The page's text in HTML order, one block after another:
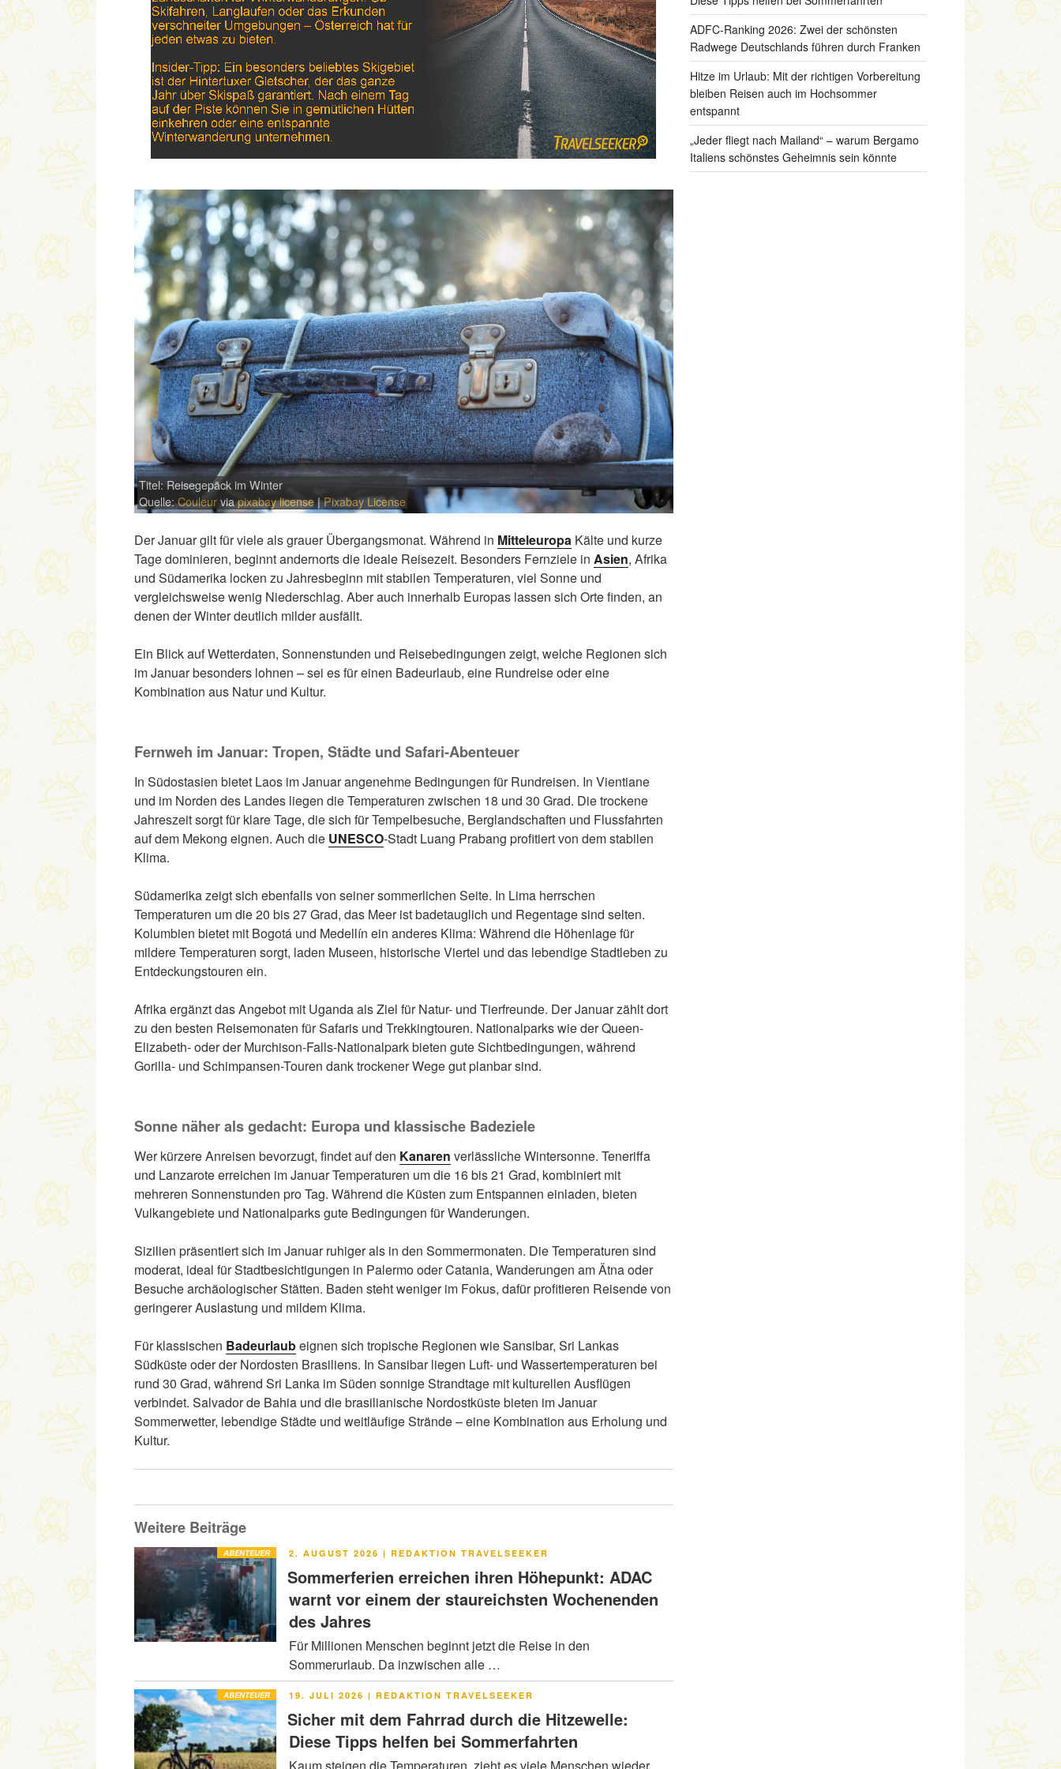
Titel: Reisegepäck im Winter
Quelle:Couleurviapixabay license|Pixabay License
Der Januar gilt für viele als grauer Übergangsmonat. Während in Mitteleuropa Kälte und kurze
Tage dominieren, beginnt andernorts die ideale Reisezeit. Besonders Fernziele in Asien, Afrika
und Südamerika locken zu Jahresbeginn mit stabilen Temperaturen, viel Sonne und
vergleichsweise wenig Niederschlag. Aber auch innerhalb Europas lassen sich Orte finden, an
denen der Winter deutlich milder ausfällt.
Ein Blick auf Wetterdaten, Sonnenstunden und Reisebedingungen zeigt, welche Regionen sich
im Januar besonders lohnen – sei es für einen Badeurlaub, eine Rundreise oder eine
Kombination aus Natur und Kultur.
Fernweh im Januar: Tropen, Städte und Safari-Abenteuer
In Südostasien bietet Laos im Januar angenehme Bedingungen für Rundreisen. In Vientiane
und im Norden des Landes liegen die Temperaturen zwischen 18 und 30 Grad. Die trockene
Jahreszeit sorgt für klare Tage, die sich für Tempelbesuche, Berglandschaften und Flussfahrten
auf dem Mekong eignen. Auch die UNESCO-Stadt Luang Prabang profitiert von dem stabilen
Klima.
Südamerika zeigt sich ebenfalls von seiner sommerlichen Seite. In Lima herrschen
Temperaturen um die 20 bis 27 Grad, das Meer ist badetauglich und Regentage sind selten.
Kolumbien bietet mit Bogotá und Medellín ein anderes Klima: Während die Höhenlage für
mildere Temperaturen sorgt, laden Museen, historische Viertel und das lebendige Stadtleben zu
Entdeckungstouren ein.
Afrika ergänzt das Angebot mit Uganda als Ziel für Natur- und Tierfreunde. Der Januar zählt dort
zu den besten Reisemonaten für Safaris und Trekkingtouren. Nationalparks wie der Queen-
Elizabeth- oder der Murchison-Falls-Nationalpark bieten gute Sichtbedingungen, während
Gorilla- und Schimpansen-Touren dank trockener Wege gut planbar sind.
Sonne näher als gedacht: Europa und klassische Badeziele
Wer kürzere Anreisen bevorzugt, findet auf den Kanaren verlässliche Wintersonne. Teneriffa
und Lanzarote erreichen im Januar Temperaturen um die 16 bis 21 Grad, kombiniert mit
mehreren Sonnenstunden pro Tag. Während die Küsten zum Entspannen einladen, bieten
Vulkangebiete und Nationalparks gute Bedingungen für Wanderungen.
Sizilien präsentiert sich im Januar ruhiger als in den Sommermonaten. Die Temperaturen sind
moderat, ideal für Stadtbesichtigungen in Palermo oder Catania, Wanderungen am Ätna oder
Besuche archäologischer Stätten. Baden steht weniger im Fokus, dafür profitieren Reisende von
geringerer Auslastung und mildem Klima.
Für klassischen Badeurlaubeignen sich tropische Regionen wie Sansibar, Sri Lankas
Südküste oder der Nordosten Brasiliens. In Sansibar liegen Luft- und Wassertemperaturen bei
rund 30 Grad, während Sri Lanka im Süden sonnige Strandtage mit kulturellen Ausflügen
verbindet. Salvador de Bahia und die brasilianische Nordostküste bieten im Januar
Sommerwetter, lebendige Städte und weitläufige Strände – eine Kombination aus Erholung und
Kultur.
Weitere Beiträge
ABENTEUER
VERÖFFENTLICHT
2. AUGUST 2026 | REDAKTION TRAVELSEEKER
Sommerferien erreichen ihren Höhepunkt: ADAC
warnt vor einem der staureichsten Wochenenden
des Jahres
Für Millionen Menschen beginnt jetzt die Reise in den
Sommerurlaub. Da inzwischen alle …
ABENTEUER
VERÖFFENTLICHT
19. JULI 2026 | REDAKTION TRAVELSEEKER
Sicher mit dem Fahrrad durch die Hitzewelle:
Diese Tipps helfen bei Sommerfahrten
Kaum steigen die Temperaturen, zieht es viele Menschen wieder
ADFC-Ranking 2026: Zwei der schönsten
Radwege Deutschlands führen durch Franken
Hitze im Urlaub: Mit der richtigen Vorbereitung
bleiben Reisen auch im Hochsommer
entspannt
„Jeder fliegt nach Mailand“ – warum Bergamo
Italiens schönstes Geheimnis sein könnte